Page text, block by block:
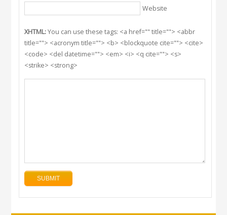
Website
XHTML:You can use these tags: <a href="" title=""> <abbr
title=""> <acronym title=""> <b> <blockquote cite=""> <cite>
<code> <del datetime=""> <em> <i> <q cite=""> <s>
<strike> <strong>